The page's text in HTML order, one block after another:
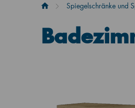
Spiegelschränke und